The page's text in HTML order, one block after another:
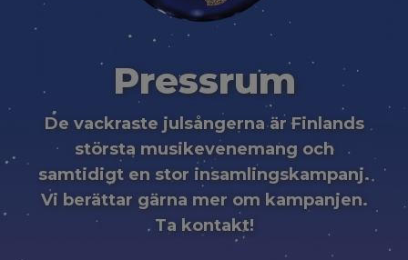
Pressrum
De vackraste julsångerna är Finlands
största musikevenemang och
samtidigt en stor insamlingskampanj.
Vi berättar gärna mer om kampanjen.
Ta kontakt!